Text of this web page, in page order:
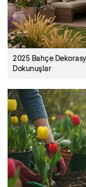
2025 Bahçe
Dokunuşlar